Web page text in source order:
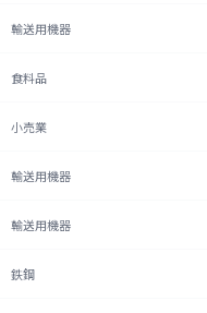
輸送用機器
食料品
小売業
輸送用機器
輸送用機器
鉄鋼